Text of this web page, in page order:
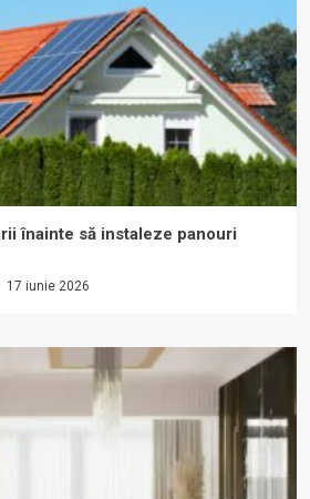
înainte să instaleze panouri
17 iunie 2026